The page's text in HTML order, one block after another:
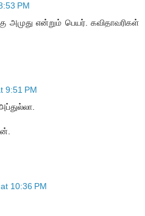
PM
அமுது என்றும் பெயர். கவிதாவரிகள்
9:51 PM
10:36 PM